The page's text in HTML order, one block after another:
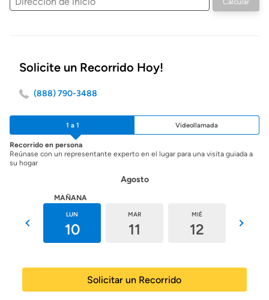
de
Solicite un Recorrido Hoy!
(888) 790-3488
1 a 1 Videollamada
Recorrido en persona
Reúnase con un representante experto en el lugar para una visita guiada a
su hogar
Agosto
MAÑANA
LUN
10
MAR
11
MIÉ
12
Solicitar un Recorrido